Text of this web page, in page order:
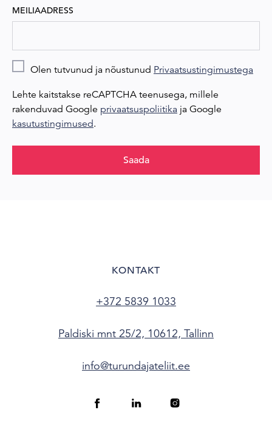
MEILIAADRESS
Olen tutvunud ja nõustunud Privaatsustingimustega
Lehte kaitstakse reCAPTCHA teenusega, millele
rakenduvad Google privaatsuspoliitika ja Google
kasutustingimused.
Saada
KONTAKT
+372 5839 1033
Paldiski mnt 25/2, 10612, Tallinn
info@turundajateliit.ee